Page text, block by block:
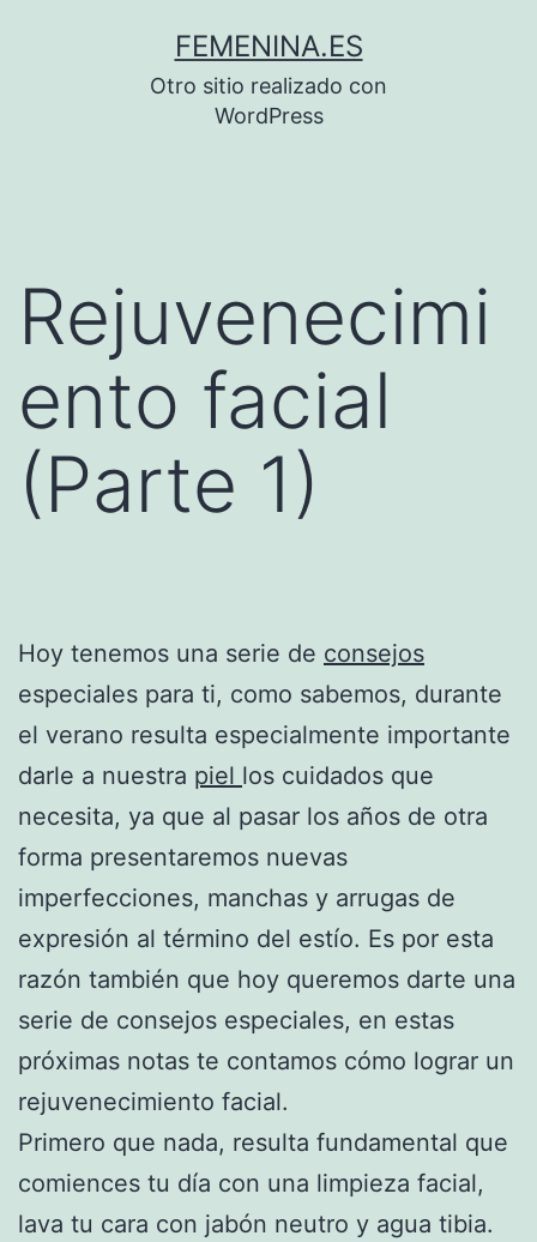
FEMENINA.ES
Otro sitio realizado con
WordPress
Rejuvenecimi
ento facial
(Parte 1)
Hoy tenemos una serie de consejos
especiales para ti, como sabemos, durante
el verano resulta especialmente importante
darle a nuestra piel los cuidados que
necesita, ya que al pasar los años de otra
forma presentaremos nuevas
imperfecciones, manchas y arrugas de
expresión al término del estío. Es por esta
razón también que hoy queremos darte una
serie de consejos especiales, en estas
próximas notas te contamos cómo lograr un
rejuvenecimiento facial.
Primero que nada, resulta fundamental que
comiences tu día con una limpieza facial,
lava tu cara con jabón neutro y agua tibia.